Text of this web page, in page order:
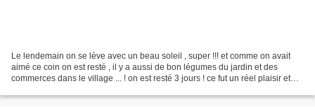
Le lendemain on se lève avec un beau soleil , super !!! et comme on avait
aimé ce coin on est resté , il y a aussi de bon légumes du jardin et des
commerces dans le village ... ! on est resté 3 jours ! ce fut un réel plaisir et